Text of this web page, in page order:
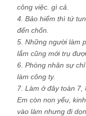
công việc. gì cả.
4. Bảo hiểm thì tứ
đến chốn.
5. Những người làm
lắm cũng mới trụ
6. Phòng nhân sự
làm công ty.
7. Làm ở đây toàn 7,
Em còn non yếu,
vào làm nhưng đi